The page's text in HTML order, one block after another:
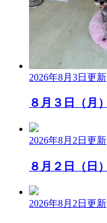
2026年8月3日 更新
８月３日（月）
2026年8月2日 更新
８月２日（日）
2026年8月2日 更新